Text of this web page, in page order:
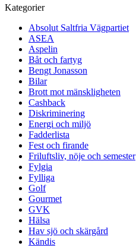
Kategorier
Absolut Saltfria Vägpartiet
ASEA
Aspelin
Båt och fartyg
Bengt Jonasson
Bilar
Brott mot mänskligheten
Cashback
Diskriminering
Energi och miljö
Fadderlista
Fest och firande
Friluftsliv, nöje och semester
Fylgia
Fylliga
Golf
Gourmet
GVK
Hälsa
Hav sjö och skärgård
Kändis